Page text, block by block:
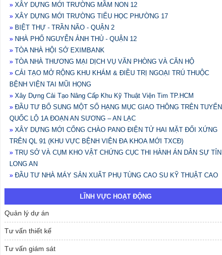
» XÂY DỰNG MỚI TRƯỜNG MẦM NON 12
» XÂY DỰNG MỚI TRƯỜNG TIỂU HỌC PHƯỜNG 17
» BIỆT THỰ - TRẦN NÃO - QUẬN 2
» NHÀ PHỐ NGUYỄN ẢNH THỦ - QUẬN 12
» TÒA NHÀ HỘI SỞ EXIMBANK
» TÒA NHÀ THƯƠNG MẠI DỊCH VỤ VĂN PHÒNG VÀ CĂN HỘ
» CẢI TẠO MỞ RỘNG KHU KHÁM & ĐIỀU TRỊ NGOẠI TRÚ THUỘC
BỆNH VIỆN TAI MŨI HỌNG
» Xây Dựng Cải Tạo Nâng Cấp Khu Kỹ Thuật Viện Tim TP.HCM
» ĐẦU TƯ BỔ SUNG MỘT SỐ HẠNG MỤC GIAO THÔNG TRÊN TUYẾN
QUỐC LỘ 1A ĐOẠN AN SƯƠNG – AN LẠC
» XÂY DỰNG MỚI CỔNG CHÀO PANO ĐIỆN TỬ HAI MẶT ĐỐI XỨNG
TRÊN QL 91 (KHU VỰC BỆNH VIỆN ĐA KHOA MỚI TXCĐ)
» TRỤ SỞ VÀ CỤM KHO VẬT CHỨNG CỤC THI HÀNH ÁN DÂN SỰ
LONG AN
» ĐẦU TƯ NHÀ MÁY SẢN XUẤT PHỤ TÙNG CAO SU KỸ THUẬT CAO
LĨNH VỰC HOẠT ĐỘNG
Quản lý dự án
Tư vấn thiết kế
Tư vấn giám sát